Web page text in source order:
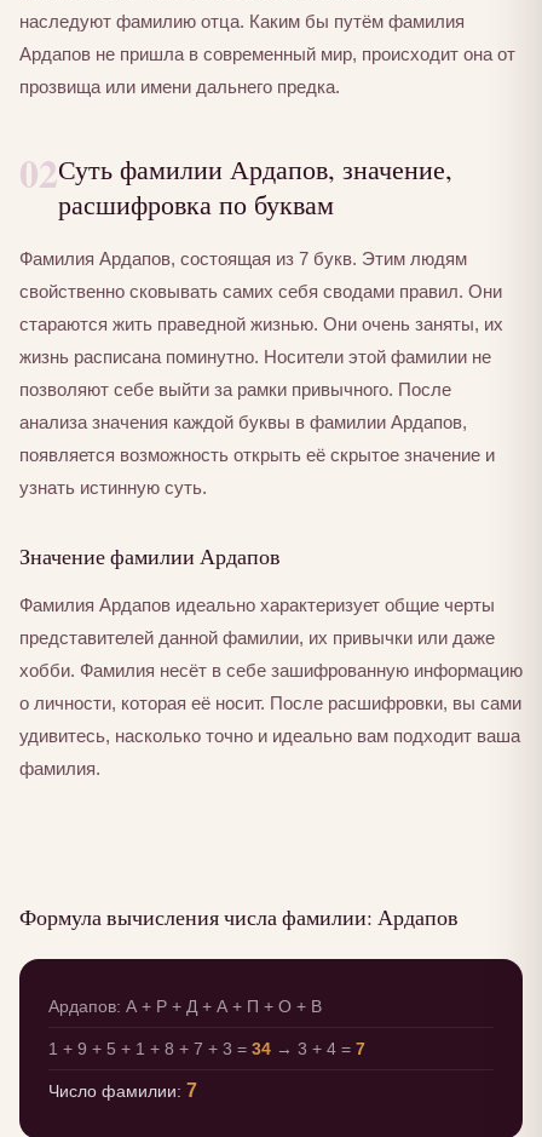
наследуют фамилию отца. Каким бы путём фамилия
Ардапов не пришла в современный мир, происходит она от
прозвища или имени дальнего предка.
02Суть фамилии Ардапов, значение,
расшифровка по буквам
Фамилия Ардапов, состоящая из 7 букв. Этим людям
свойственно сковывать самих себя сводами правил. Они
стараются жить праведной жизнью. Они очень заняты, их
жизнь расписана поминутно. Носители этой фамилии не
позволяют себе выйти за рамки привычного. После
анализа значения каждой буквы в фамилии Ардапов,
появляется возможность открыть её скрытое значение и
узнать истинную суть.
Значение фамилии Ардапов
Фамилия Ардапов идеально характеризует общие черты
представителей данной фамилии, их привычки или даже
хобби. Фамилия несёт в себе зашифрованную информацию
о личности, которая её носит. После расшифровки, вы сами
удивитесь, насколько точно и идеально вам подходит ваша
фамилия.
Формула вычисления числа фамилии: Ардапов
Ардапов: А + Р + Д + А + П + О + В
1 + 9 + 5 + 1 + 8 + 7 + 3 = 34 → 3 + 4 = 7
Число фамилии: 7